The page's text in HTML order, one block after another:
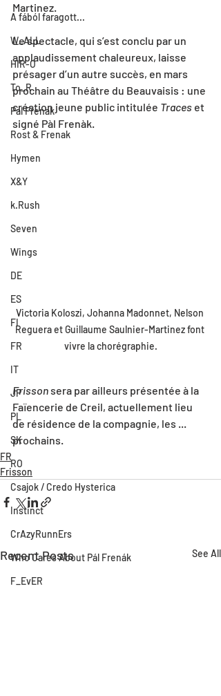
A fából faragott...
W_ALL
HIR-O
To_R
Pal Frenak
Rost & Frenak
Hymen
X&Y
k.Rush
Seven
Wings
DE
ES
FI
FR
IT
JP
PL
SK
RO
Csajok / Credo Hysterica
Instinct
CrAzyRunnErs
Who Cares About Pál Frenák
F_EvER
Martinez.
Le spectacle, qui s’est conclu par un
applaudissement chaleureux, laisse
présager d’un autre succès, en mars
prochain au Théâtre du Beauvaisis : une
création jeune public intitulée Traces et
signé Pàl Frenàk.
Victoria Koloszi, Johanna Madonnet, Nelson
Reguera et Guillaume Saulnier-Martinez font
vivre la chorégraphie.
Frisson sera par ailleurs présentée à la
Faïencerie de Creil, actuellement lieu
de résidence de la compagnie, les ...
prochains.
FR
Frisson
Recent Posts See All